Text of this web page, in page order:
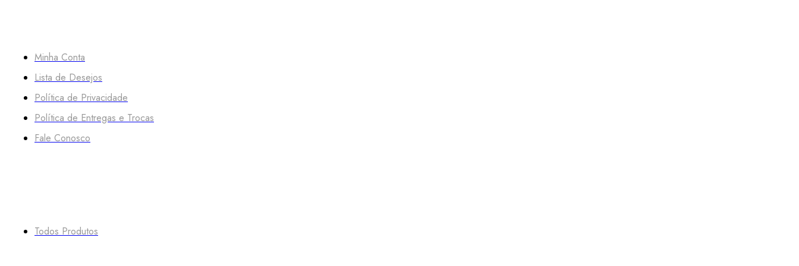
Minha Conta
Lista de Desejos
Política de Privacidade
Política de Entregas e Trocas
Fale Conosco
Todos Produtos